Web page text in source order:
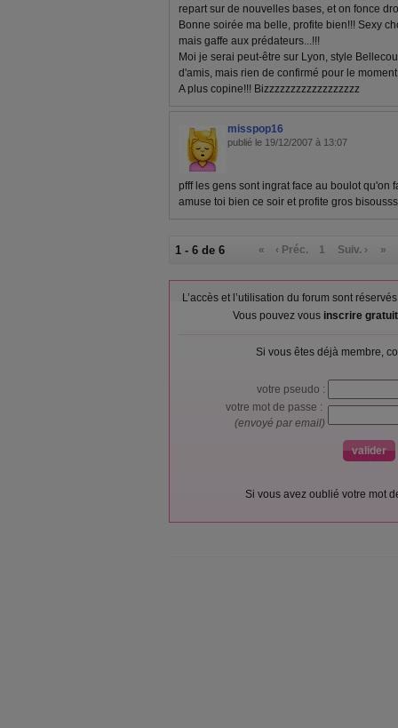
repart sur de nouvelles bases, et on fonce
Bonne soirée ma belle, profite bien!!! Sexy
mais gaffe aux prédateurs...!!!
Moi je serai peut-être sur Lyon, style
d'amis, mais rien de confirmé pour le
A plus copine!!! Bizzzzzzzzzzzzzzzzzz
misspop16
publié le 19/12/2007 à 13:07
pfff les gens sont ingrat face au boulot qu'on
amuse toi bien ce soir et profite gros
1 - 6 de 6 « ‹ Préc. 1 Suiv. › »
L’accès et l’utilisation du forum sont
Vous pouvez vous inscrire
Si vous êtes déjà membre,
votre pseudo :
votre mot de passe :
(envoyé par email)
Si vous avez oublié votre mot